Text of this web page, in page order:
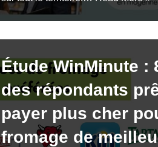
Étude WinMinute :
des répondants
payer plus cher
fromage de